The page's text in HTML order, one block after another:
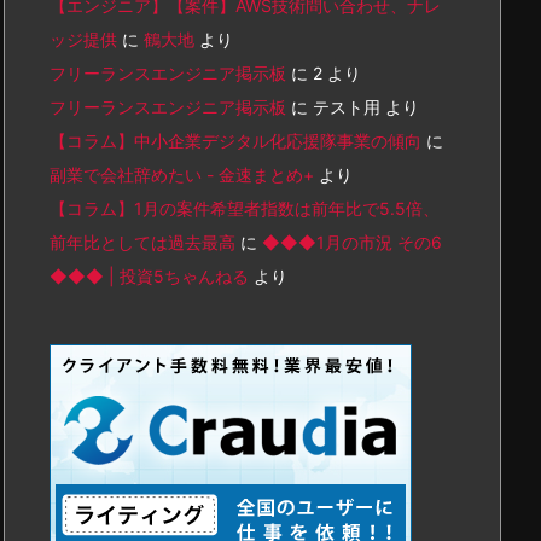
【エンジニア】【案件】AWS技術問い合わせ、ナレ
ッジ提供 に 鶴大地 より
フリーランスエンジニア掲示板 に 2 より
フリーランスエンジニア掲示板 に テスト用 より
【コラム】中小企業デジタル化応援隊事業の傾向 に
副業で会社辞めたい - 金速まとめ+ より
【コラム】1月の案件希望者指数は前年比で5.5倍、
前年比としては過去最高 に ◆◆◆1月の市況 その6
◆◆◆ | 投資5ちゃんねる より